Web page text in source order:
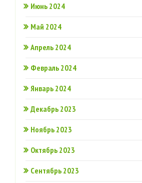
Июнь 2024
Май 2024
Апрель 2024
Февраль 2024
Январь 2024
Декабрь 2023
Ноябрь 2023
Октябрь 2023
Сентябрь 2023